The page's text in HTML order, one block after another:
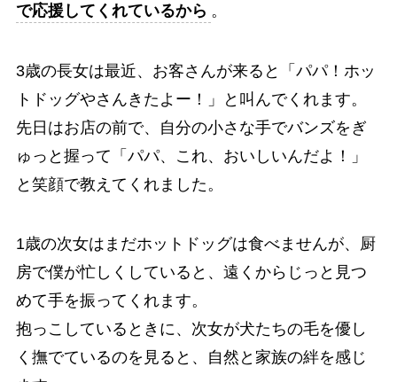
で応援してくれているから 。
3歳の長女は最近、お客さんが来ると「パパ！ホッ
トドッグやさんきたよー！」と叫んでくれます。
先日はお店の前で、自分の小さな手でバンズをぎ
ゅっと握って「パパ、これ、おいしいんだよ！」
と笑顔で教えてくれました。
1歳の次女はまだホットドッグは食べませんが、厨
房で僕が忙しくしていると、遠くからじっと見つ
めて手を振ってくれます。
抱っこしているときに、次女が犬たちの毛を優し
く撫でているのを見ると、自然と家族の絆を感じ